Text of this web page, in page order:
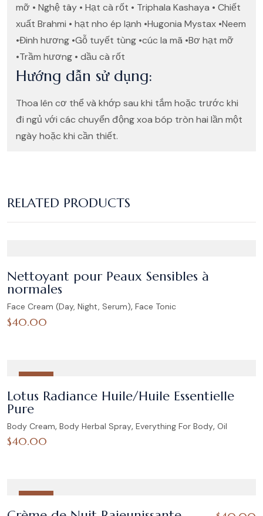
mỡ • Nghệ tây • Hạt cà rốt • Triphala Kashaya • Chiết
xuất Brahmi • hạt nho ép lạnh •Hugonia Mystax •Neem
•Đinh hương •Gỗ tuyết tùng •cúc la mã •Bơ hạt mỡ
•Trầm hương • dầu cà rốt
Hướng dẫn sử dụng:
Thoa lên cơ thể và khớp sau khi tắm hoặc trước khi
đi ngủ với các chuyển động xoa bóp tròn hai lần một
ngày hoặc khi cần thiết.
RELATED PRODUCTS
Nettoyant pour Peaux Sensibles à
normales
Face Cream (Day, Night, Serum), Face Tonic
$40.00
Lotus Radiance Huile/Huile Essentielle
Pure
Body Cream, Body Herbal Spray, Everything For Body, Oil
$40.00